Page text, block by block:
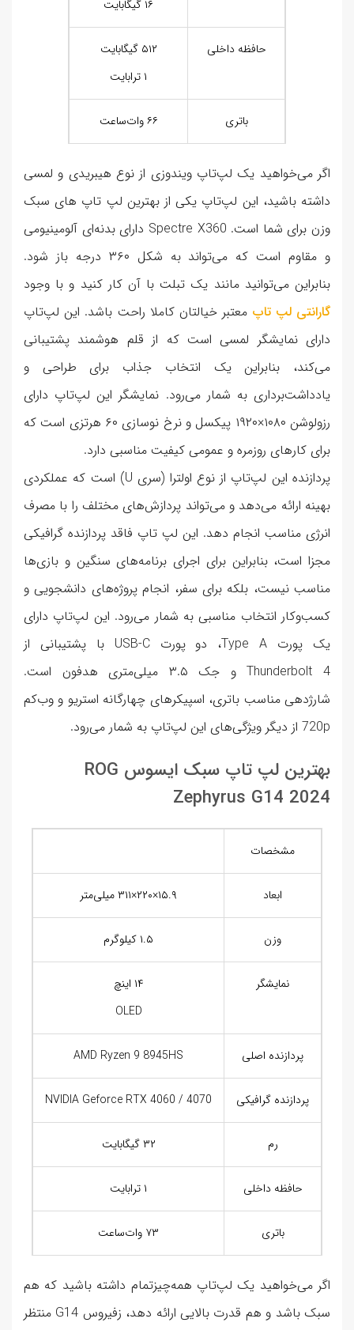
۱۶ گیگابایت
حافظه داخلی
۵۱۲ گیگابایت
۱ ترابایت
باتری ۶۶ وات‌ساعت
اگر می‌خواهید یک لپ‌تاپ ویندوزی از نوع هیبریدی و لمسی
داشته باشید، این لپ‌تاپ یکی از بهترین لپ تاپ های سبک
وزن برای شما است. Spectre X360 دارای بدنه‌ای آلومینیومی
و مقاوم است که می‌تواند به شکل ۳۶۰ درجه باز شود.
بنابراین می‌توانید مانند یک تبلت با آن کار کنید و با وجود
گارانتی لپ تاپ معتبر خیالتان کاملا راحت باشد. این لپ‌تاپ
دارای نمایشگر لمسی است که از قلم هوشمند پشتیبانی
می‌کند، بنابراین یک انتخاب جذاب برای طراحی و
یادداشت‌برداری به شمار می‌رود. نمایشگر این لپ‌تاپ دارای
رزولوشن ۱۰۸۰×۱۹۲۰ پیکسل و نرخ نوسازی ۶۰ هرتزی است که
برای کارهای روزمره و عمومی کیفیت مناسبی دارد.
پردازنده این لپ‌تاپ از نوع اولترا (سری U) است که عملکردی
بهینه ارائه می‌دهد و می‌تواند پردازش‌های مختلف را با مصرف
انرژی مناسب انجام دهد. این لپ تاپ فاقد پردازنده گرافیکی
مجزا است، بنابراین برای اجرای برنامه‌های سنگین و بازی‌ها
مناسب نیست، بلکه برای سفر، انجام پروژه‌های دانشجویی و
کسب‌وکار انتخاب مناسبی به شمار می‌رود. این لپ‌تاپ دارای
یک پورت Type A، دو پورت USB-C با پشتیبانی از
Thunderbolt 4 و جک ۳.۵ میلی‌متری هدفون است.
شارژدهی مناسب باتری، اسپیکرهای چهارگانه استریو و وب‌کم
720p از دیگر ویژگی‌های این لپ‌تاپ به شمار می‌رود.
بهترین لپ تاپ سبک ایسوس ROG
Zephyrus G14 2024
مشخصات
ابعاد ۱۵.۹×۲۲۰×۳۱۱ میلی‌متر
وزن ۱.۵ کیلوگرم
نمایشگر
۱۴ اینچ
OLED
پردازنده اصلی AMD Ryzen 9 8945HS
پردازنده گرافیکی NVIDIA Geforce RTX 4060 / 4070
رم ۳۲ گیگابایت
حافظه داخلی ۱ ترابایت
باتری ۷۳ وات‌ساعت
اگر می‌خواهید یک لپ‌تاپ همه‌چیزتمام داشته باشید که هم
سبک باشد و هم قدرت بالایی ارائه دهد، زفیروس G14 منتظر